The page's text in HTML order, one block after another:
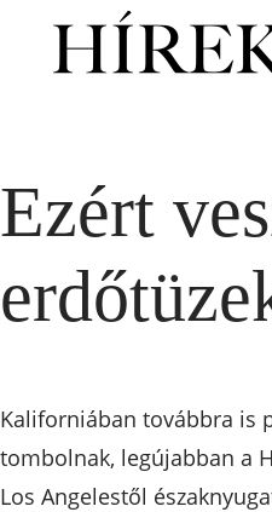
Ezért
Kaliforniában továbbra is
tombolnak, legújabban a
Los Angelestől